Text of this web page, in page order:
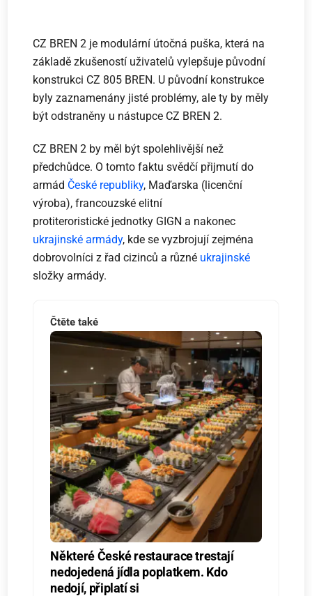
CZ BREN 2 je modulární útočná puška, která na
základě zkušeností uživatelů vylepšuje původní
konstrukci CZ 805 BREN. U původní konstrukce
byly zaznamenány jisté problémy, ale ty by měly
být odstraněny u nástupce CZ BREN 2.
CZ BREN 2 by měl být spolehlivější než
předchůdce. O tomto faktu svědčí přijmutí do
armád České republiky, Maďarska (licenční
výroba), francouzské elitní
protiteroristické jednotky GIGN a nakonec
ukrajinské armády, kde se vyzbrojují zejména
dobrovolníci z řad cizinců a různé ukrajinské
složky armády.
Čtěte také
Některé České restaurace trestají
nedojedená jídla poplatkem. Kdo
nedojí, připlatí si